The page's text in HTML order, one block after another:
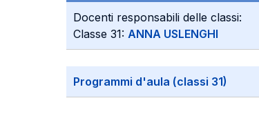
Docenti responsabili delle classi:
Classe 31: ANNA USLENGHI
Programmi d'aula (classi 31)